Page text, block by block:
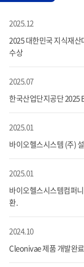
2025.12
2025 대한민국 지식재
수상
2025.07
한국산업단지공단 2025
2025.01
바이오헬스시스템 (주)
2025.01
바이오헬스시스템컴퍼
환.
2024.10
Cleonivae 제품 개발완료